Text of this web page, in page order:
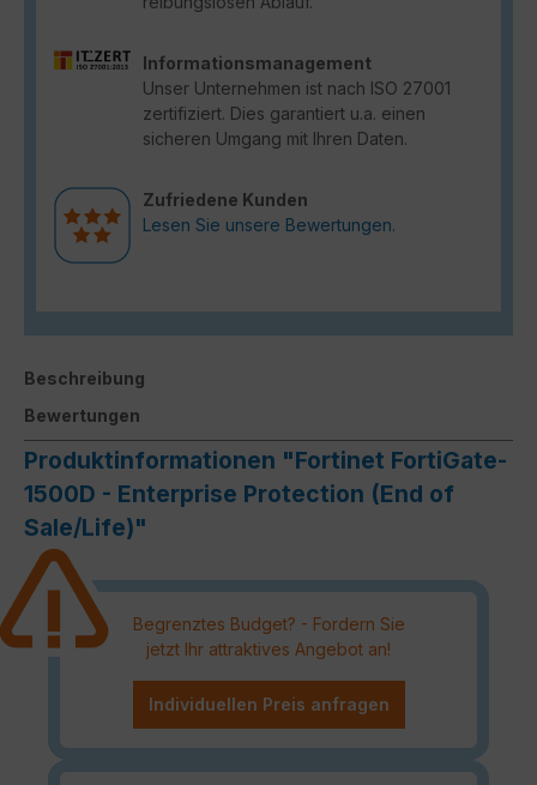
Informationsmanagement
Unser Unternehmen ist nach ISO 27001
zertifiziert. Dies garantiert u.a. einen
sicheren Umgang mit Ihren Daten.
Zufriedene Kunden
Lesen Sie unsere Bewertungen.
Beschreibung
Bewertungen
Produktinformationen "Fortinet FortiGate-
1500D - Enterprise Protection (End of
Sale/Life)"
Begrenztes Budget? - Fordern Sie
jetzt Ihr attraktives Angebot an!
Individuellen Preis anfragen